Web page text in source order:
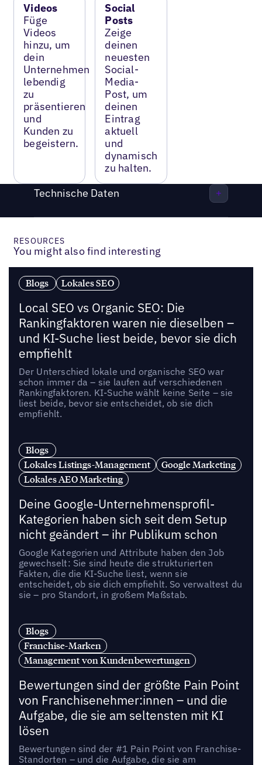
Videos
Füge
Videos
hinzu, um
dein
Unternehmen
lebendig
zu
präsentieren
und
Kunden zu
begeistern.
Social
Posts
Zeige
deinen
neuesten
Social-
Media-
Post, um
deinen
Eintrag
aktuell
und
dynamisch
zu halten.
Technische Daten
RESOURCES
You might also find interesting
Blogs Lokales SEO
Local SEO vs Organic SEO: Die
Rankingfaktoren waren nie dieselben –
und KI-Suche liest beide, bevor sie dich
empfiehlt
Der Unterschied lokale und organische SEO war
schon immer da – sie laufen auf verschiedenen
Rankingfaktoren. KI-Suche wählt keine Seite – sie
liest beide, bevor sie entscheidet, ob sie dich
empfiehlt.
Blogs
Lokales Listings-Management
Google Marketing
Lokales AEO Marketing
Deine Google-Unternehmensprofil-
Kategorien haben sich seit dem Setup
nicht geändert – ihr Publikum schon
Google Kategorien und Attribute haben den Job
gewechselt: Sie sind heute die strukturierten
Fakten, die die KI-Suche liest, wenn sie
entscheidet, ob sie dich empfiehlt. So verwaltest du
sie – pro Standort, in großem Maßstab.
Blogs
Franchise-Marken
Management von Kundenbewertungen
Bewertungen sind der größte Pain Point
von Franchisenehmer:innen – und die
Aufgabe, die sie am seltensten mit KI
lösen
Bewertungen sind der #1 Pain Point von Franchise-
Standorten – und die Aufgabe, die sie am